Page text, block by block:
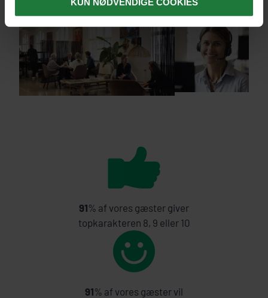
91% af vores gæster giver
topkarakteren 8, 9 eller 10
91% af vores gæster vil